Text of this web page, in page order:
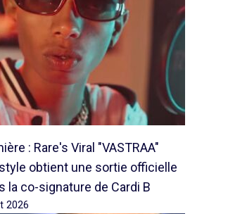
: Rare's Viral "VASTRAA"
obtient une sortie officielle
la co-signature de Cardi B
2026